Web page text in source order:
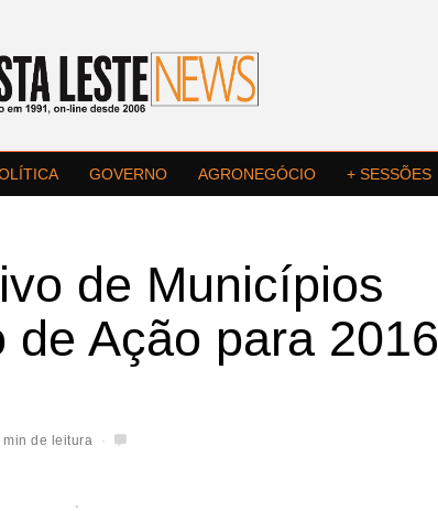
GOVERNO AGRONEGÓCIO + SESSÕES
de Municípios
de Ação para 2016
min de leitura